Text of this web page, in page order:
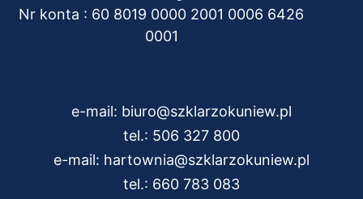
Nr konta : 60 8019 0000 2001 0006 6426
0001
e-mail: biuro@szklarzokuniew.pl
tel.: 506 327 800
e-mail: hartownia@szklarzokuniew.pl
tel.: 660 783 083